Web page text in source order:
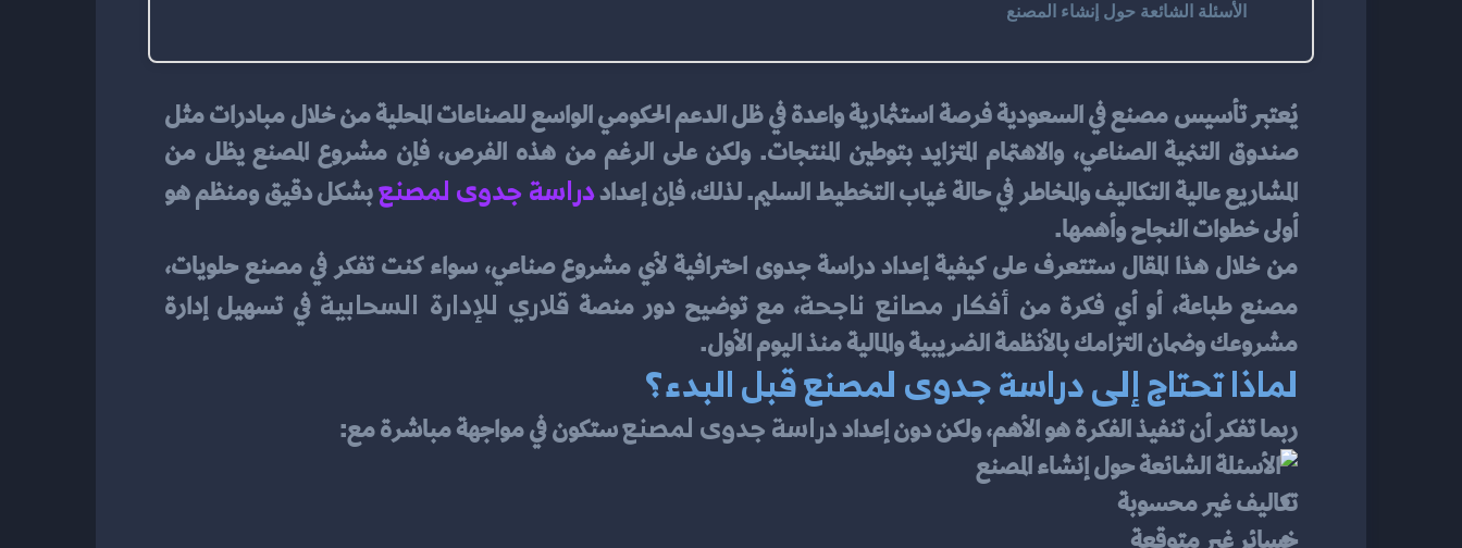
الأسئلة الشائعة حول إنشاء المصنع
المشاريع عالية التكاليف والمخاطر في حالة غياب التخطيط السليم. لذلك، فإن إعداد دراسة جدوى لمصنع
أولى خطوات النجاح وأهمها.
مصنع طباعة، أو أي فكرة من أفكار مصانع ناجحة، مع توضيح دور منصة قلاري للإدارة السحابية
مشروعك وضمان التزامك بالأنظمة الضريبية والمالية منذ اليوم الأول.
لماذا تحتاج إلى دراسة جدوى لمصنع قبل البدء؟
ربما تفكر أن تنفيذ الفكرة هو الأهم، ولكن دون إعداد دراسة جدوى لمصنع ستكون في مواجهة مباشرة مع:
تكاليف غير محسوبة